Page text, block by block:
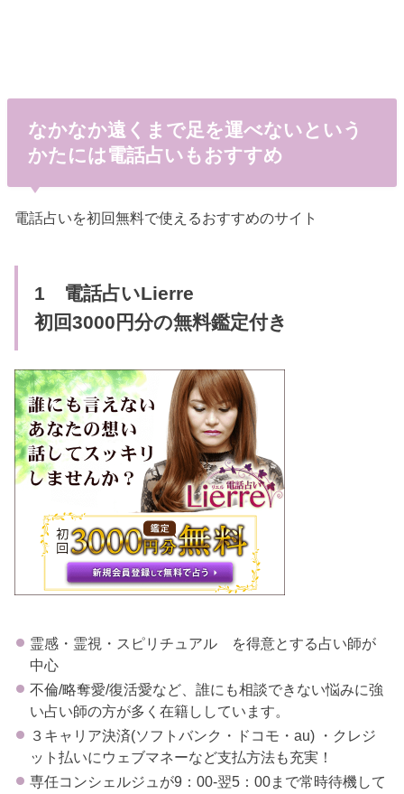
なかなか遠くまで足を運べないという
かたには電話占いもおすすめ
電話占いを初回無料で使えるおすすめのサイト
1 電話占いLierre
初回3000円分の無料鑑定付き
霊感・霊視・スピリチュアル を得意とする占い師が
中心
不倫/略奪愛/復活愛など、誰にも相談できない悩みに強
い占い師の方が多く在籍ししています。
３キャリア決済(ソフトバンク・ドコモ・au) ・クレジ
ット払いにウェブマネーなど支払方法も充実！
専任コンシェルジュが9：00-翌5：00まで常時待機して